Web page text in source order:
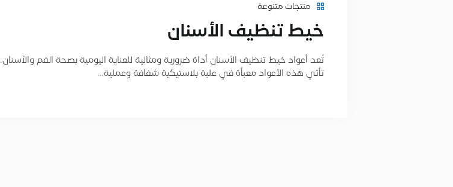
منتجات متنوعة
خيط تنظيف الأسنان
تُعد أعواد خيط تنظيف الأسنان أداة ضرورية ومثالية للعناية اليومية بصحة الفم والأسنان.
تأتي هذه الأعواد معبأة في علبة بلاستيكية شفافة وعملية…